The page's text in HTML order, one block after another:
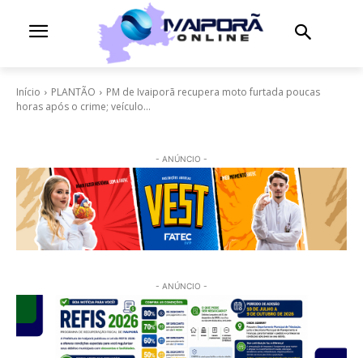
Início PLANTÃO
PM de Ivaiporã recupera moto furtada poucas
horas após o crime; veículo...
- ANÚNCIO -
- ANÚNCIO -